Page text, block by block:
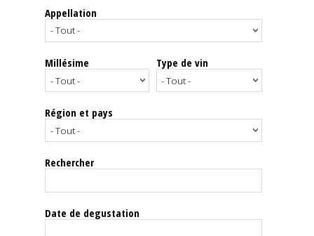
Spiritueux
Notes
dégustation
Le
magazine
Appellation
Millésime Type de vin
Région et pays
Rechercher
Date de degustation